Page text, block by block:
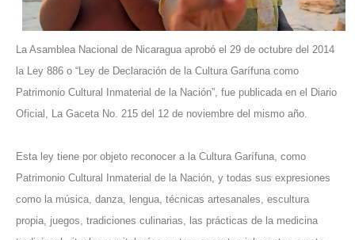
La Asamblea Nacional de Nicaragua aprobó el 29 de octubre del 2014
la Ley 886 o “Ley de Declaración de la Cultura Garífuna como
Patrimonio Cultural Inmaterial de la Nación”, fue publicada en el Diario
Oficial, La Gaceta No. 215 del 12 de noviembre del mismo año.
Esta ley tiene por objeto reconocer a la Cultura Garífuna, como
Patrimonio Cultural Inmaterial de la Nación, y todas sus expresiones
como la música, danza, lengua, técnicas artesanales, escultura
propia, juegos, tradiciones culinarias, las prácticas de la medicina